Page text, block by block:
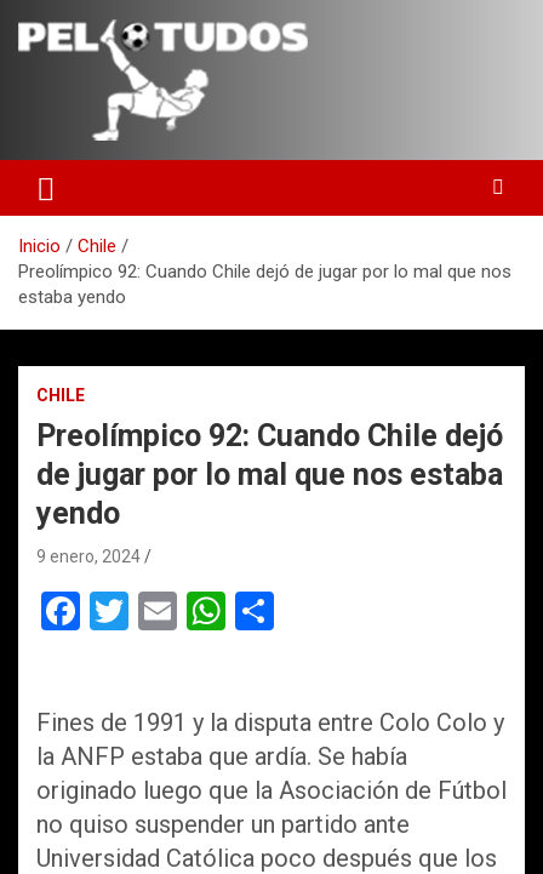
Inicio
Chile
Preolímpico 92: Cuando Chile dejó de jugar por lo mal que nos
estaba yendo
CHILE
Preolímpico 92: Cuando Chile dejó
de jugar por lo mal que nos estaba
yendo
9 enero, 2024
F
b
o
o
k
T
er
E
W
s
A
p
p
p
ar
tir
Fines de 1991 y la disputa entre Colo Colo y
la ANFP estaba que ardía. Se había
originado luego que la Asociación de Fútbol
no quiso suspender un partido ante
Universidad Católica poco después que los